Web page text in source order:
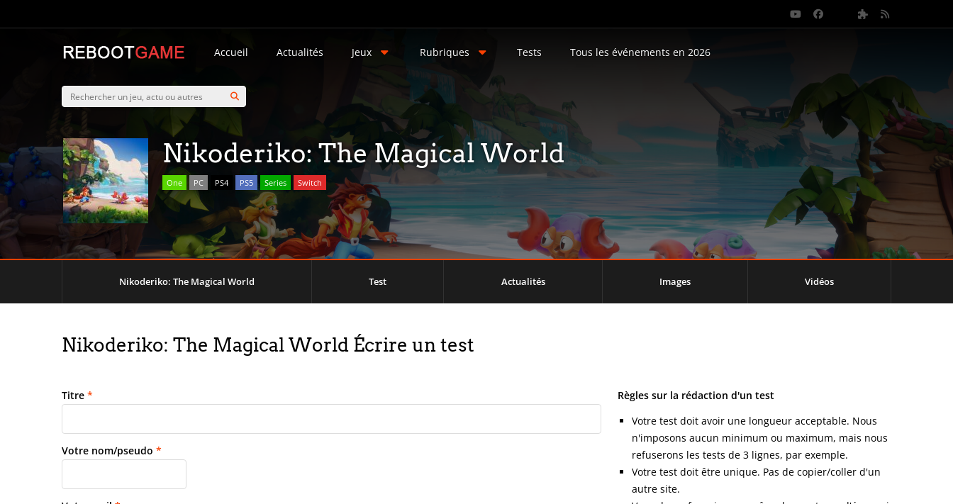
Accueil Actualités Jeux Rubriques Tests Tous les événements en 2026
Nikoderiko: The Magical World
One PC PS4 PS5 Series Switch
Nikoderiko: The Magical World Test Actualités Images Vidéos
Nikoderiko: The Magical World Écrire un test
Titre *
Votre nom/pseudo *
Règles sur la rédaction d'un test
Votre test doit avoir une longueur acceptable. Nous
n'imposons aucun minimum ou maximum, mais nous
refuserons les tests de 3 lignes, par exemple.
Votre test doit être unique. Pas de copier/coller d'un
autre site.